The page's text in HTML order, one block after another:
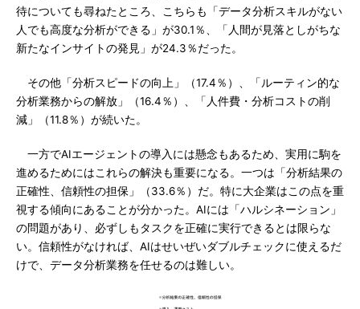
待についても尋ねたところ、こちらも「データ分析スキルがない
人でも高度な分析ができる」が30.1％、「人間が見落としがちな
新たなインサイトの発見」が24.3％だった。
その他「分析スピードの向上」（17.4％）、「ルーティン的な
分析業務からの解放」（16.4％）、「人件費・分析コストの削
減」（11.8％）が続いた。
一方でAIエージェントの導入には懸念もあるため、実用に駒を
進めるためにはこれらの解決も重要になる。一つは「分析結果の
正確性、信頼性の担保」（33.6％）だ。特に大企業はこの点を重
視する傾向にあることが分かった。AIには「ハルシネーション」
の問題があり、必ずしもタスクを正確に実行できるとは限らな
い。信頼性がなければ、AIはせいぜいダブルチェックに使えるだ
けで、データ分析業務を任せるのは難しい。